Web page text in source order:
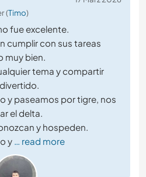
(Timo)
fue excelente.
cumplir con sus tareas
muy bien.
tema y compartir
y paseamos por tigre, nos
el delta.
y hospeden.
y … read more